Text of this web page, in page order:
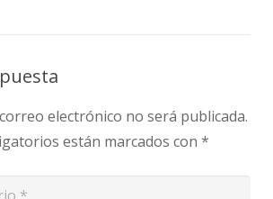
electrónico no será publicada.
están marcados con *